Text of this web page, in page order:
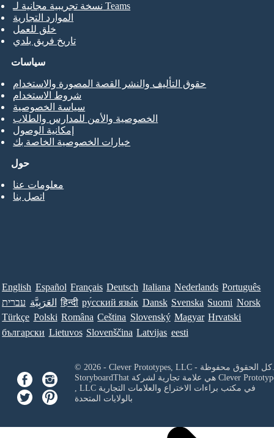
نسخة تجريبية مجانية لـ Teams
الموارد التجارية
خلق للعمل
تاريخ فريق بلدي
حول
معلومات عنا
اتصل بنا
سياسات
حقوق التأليف والنشر القصة المصورة والاستخدام
شروط الاستخدام
سياسة الخصوصية
الخصوصية والأمن للمدارس والطلاب
إمكانية الوصول
خيارات الخصوصية الخاصة بك
English Español Français Deutsch Italiana Nederlands Português
עברית العَرَبِيَّة हिन्दी ру́сский язы́к Dansk Svenska Suomi Norsk
Türkçe Polski Româna Ceština Slovenský Magyar Hrvatski
български Lietuvos Slovenščina Latvijas eesti
© 2026 - Clever Prototypes, LLC - كل الحقوق محفوظة.
StoryboardThat هي علامة تجارية لشركة Clever
, LLCفي مكتب براءات الاختراع والعلامات التجارية
بالولايات المتحدة